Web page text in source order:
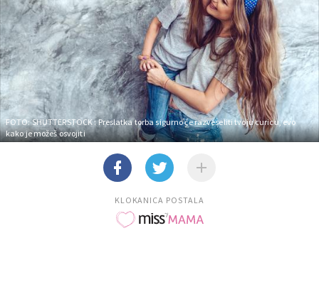
FOTO: SHUTTERSTOCK: Preslatka torba sigurno će razveseliti tvoju curicu, evo
kako je možeš osvojiti
KLOKANICA POSTALA